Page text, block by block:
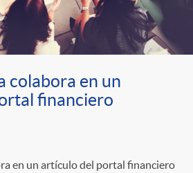
colabora en un
financiero
en un artículo del portal financiero